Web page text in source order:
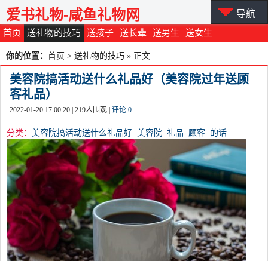
首页 送礼物的技巧 送孩子 送长辈 送男生 送女生
爱书礼物-咸鱼礼物网 导航
你的位置： 首页 > 送礼物的技巧 » 正文
美容院搞活动送什么礼品好（美容院过年送顾
客礼品）
2022-01-20 17:00:20 | 219人围观 | 评论:0
分类： 美容院搞活动送什么礼品好 美容院 礼品 顾客 的话